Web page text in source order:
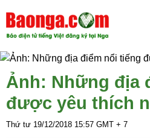
Ảnh: Những địa
được yêu thích
Thứ tư 19/12/2018 15:57 GMT + 7